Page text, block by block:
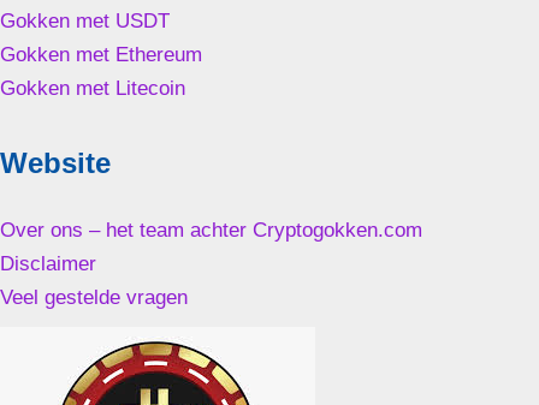
Gokken met USDT
Gokken met Ethereum
Gokken met Litecoin
Website
Over ons – het team achter Cryptogokken.com
Disclaimer
Veel gestelde vragen